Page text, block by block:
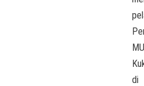
di